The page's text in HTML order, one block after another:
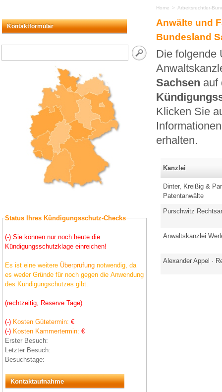
Home > Arbeitsrechtler-
Kontaktformular
Status Ihres Kündigungsschutz-Checks
(-) Sie können nur noch heute die
Kündigungsschutzklage einreichen!
Es ist eine weitere Überprüfung notwendig, da
es weder Gründe für noch gegen die Anwendung
des Kündigungschutzes gibt.
(rechtzeitig, Reserve Tage)
(-) Kosten Gütetermin: €
(-) Kosten Kammertermin: €
Erster Besuch:
Letzter Besuch:
Besuchstage:
Kontaktaufnahme
Anwälte und
Bundesland
Die folgende
Sachsen auf
Klicken Sie
erhalten.
Kanzlei
Dinter, Kreißig &
Patentanwälte
Purschwitz
Anwaltskanzlei
Alexander Appel ·